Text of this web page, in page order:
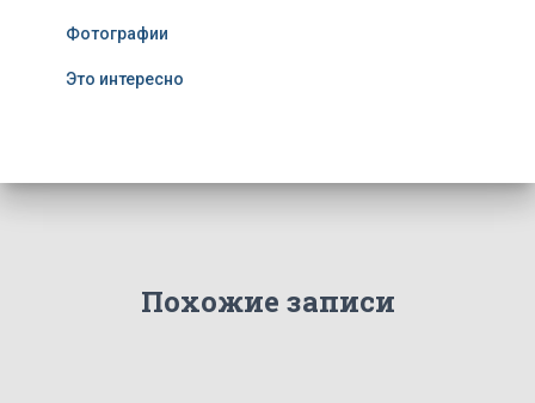
Фотографии
Это интересно
Похожие записи